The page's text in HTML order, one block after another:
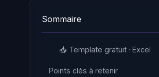
Sommaire
📥 Template gratuit · Excel
Points clés à retenir